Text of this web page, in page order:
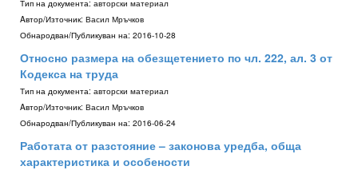
Тип на документа: авторски материал
Aвтор/Източник: Васил Мръчков
Обнародван/Публикуван на: 2016-10-28
Относно размера на обезщетението по чл. 222, ал. 3 от
Кодекса на труда
Тип на документа: авторски материал
Aвтор/Източник: Васил Мръчков
Обнародван/Публикуван на: 2016-06-24
Работата от разстояние – законова уредба, обща
характеристика и особености